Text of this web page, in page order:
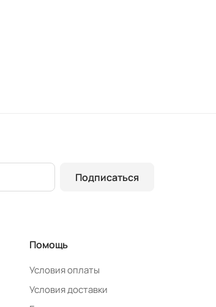
Подписаться
Помощь
Условия оплаты
Условия доставки